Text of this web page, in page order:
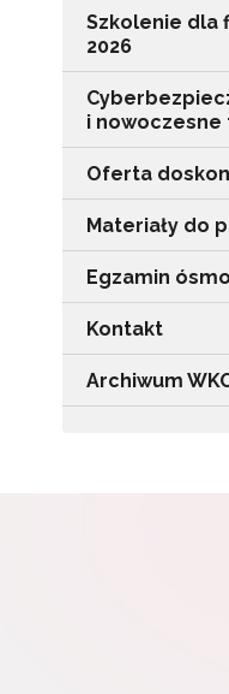
Szkolenie dla
2026
i
Oferta
Materiały do
Egzamin
Kontakt
Archiwum